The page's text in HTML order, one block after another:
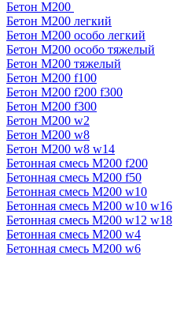
Бетон М200
Бетон М200 легкий
Бетон М200 особо легкий
Бетон М200 особо тяжелый
Бетон М200 тяжелый
Бетон М200 f100
Бетон М200 f200 f300
Бетон М200 f300
Бетон М200 w2
Бетон М200 w8
Бетон М200 w8 w14
Бетонная смесь М200 f200
Бетонная смесь М200 f50
Бетонная смесь М200 w10
Бетонная смесь М200 w10 w16
Бетонная смесь М200 w12 w18
Бетонная смесь М200 w4
Бетонная смесь М200 w6